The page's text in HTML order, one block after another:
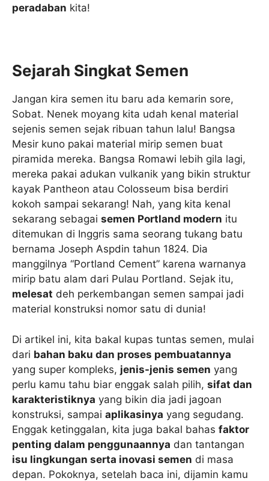
peradaban kita!
Sejarah Singkat Semen
Jangan kira semen itu baru ada kemarin sore,
Sobat. Nenek moyang kita udah kenal material
sejenis semen sejak ribuan tahun lalu! Bangsa
Mesir kuno pakai material mirip semen buat
piramida mereka. Bangsa Romawi lebih gila lagi,
mereka pakai adukan vulkanik yang bikin struktur
kayak Pantheon atau Colosseum bisa berdiri
kokoh sampai sekarang! Nah, yang kita kenal
sekarang sebagai semen Portland modern itu
ditemukan di Inggris sama seorang tukang batu
bernama Joseph Aspdin tahun 1824. Dia
manggilnya “Portland Cement” karena warnanya
mirip batu alam dari Pulau Portland. Sejak itu,
melesat deh perkembangan semen sampai jadi
material konstruksi nomor satu di dunia!
Di artikel ini, kita bakal kupas tuntas semen, mulai
dari bahan baku dan proses pembuatannya
yang super kompleks, jenis-jenis semen yang
perlu kamu tahu biar enggak salah pilih, sifat dan
karakteristiknya yang bikin dia jadi jagoan
konstruksi, sampai aplikasinya yang segudang.
Enggak ketinggalan, kita juga bakal bahas faktor
penting dalam penggunaannya dan tantangan
isu lingkungan serta inovasi semen di masa
depan. Pokoknya, setelah baca ini, dijamin kamu